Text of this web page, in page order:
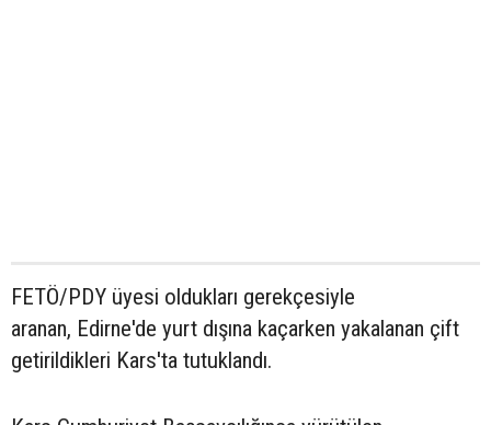
FETÖ/PDY üyesi oldukları gerekçesiyle
aranan, Edirne'de yurt dışına kaçarken yakalanan çift
getirildikleri Kars'ta tutuklandı.